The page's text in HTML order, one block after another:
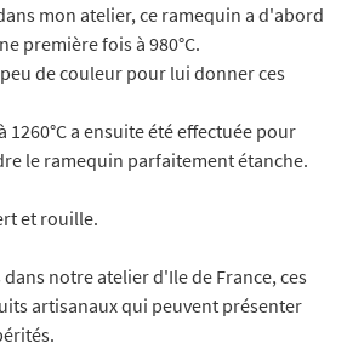
mon atelier, ce ramequin a d'abord
première fois à 980°C.
de couleur pour lui donner ces
1260°C a ensuite été effectuée pour
le ramequin parfaitement étanche.
et rouille.
notre atelier d'Ile de France, ces
artisanaux qui peuvent présenter